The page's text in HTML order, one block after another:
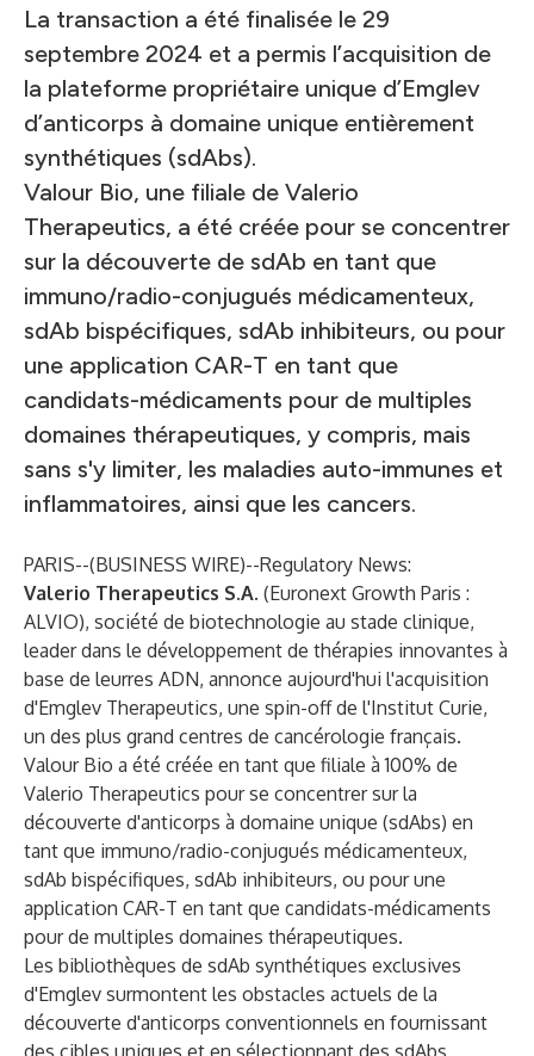
La transaction a été finalisée le 29
septembre 2024 et a permis l’acquisition de
la plateforme propriétaire unique d’Emglev
d’anticorps à domaine unique entièrement
synthétiques (sdAbs).
Valour Bio, une filiale de Valerio
Therapeutics, a été créée pour se concentrer
sur la découverte de sdAb en tant que
immuno/radio-conjugués médicamenteux,
sdAb bispécifiques, sdAb inhibiteurs, ou pour
une application CAR-T en tant que
candidats-médicaments pour de multiples
domaines thérapeutiques, y compris, mais
sans s'y limiter, les maladies auto-immunes et
inflammatoires, ainsi que les cancers.
PARIS--(BUSINESS WIRE)--Regulatory News:
Valerio Therapeutics S.A. (Euronext Growth Paris :
ALVIO), société de biotechnologie au stade clinique,
leader dans le développement de thérapies innovantes à
base de leurres ADN, annonce aujourd'hui l'acquisition
d'Emglev Therapeutics, une spin-off de l'Institut Curie,
un des plus grand centres de cancérologie français.
Valour Bio a été créée en tant que filiale à 100% de
Valerio Therapeutics pour se concentrer sur la
découverte d'anticorps à domaine unique (sdAbs) en
tant que immuno/radio-conjugués médicamenteux,
sdAb bispécifiques, sdAb inhibiteurs, ou pour une
application CAR-T en tant que candidats-médicaments
pour de multiples domaines thérapeutiques.
Les bibliothèques de sdAb synthétiques exclusives
d'Emglev surmontent les obstacles actuels de la
découverte d'anticorps conventionnels en fournissant
des cibles uniques et en sélectionnant des sdAbs